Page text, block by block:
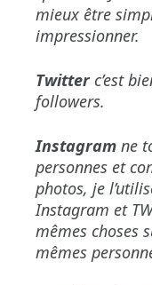
mieux être
impressionner.
Twitter c’est
followers.
Instagram ne
personnes et
photos, je
Instagram et
mêmes choses
mêmes